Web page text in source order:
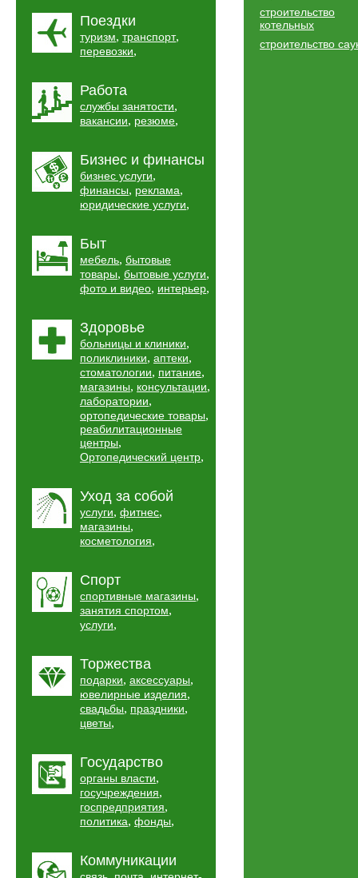
Поездки
туризм, транспорт,
перевозки,
Работа
службы занятости,
вакансии, резюме,
Бизнес и финансы
бизнес услуги,
финансы, реклама,
юридические услуги,
Быт
мебель, бытовые
товары, бытовые услуги,
фото и видео, интерьер,
Здоровье
больницы и клиники,
поликлиники, аптеки,
стоматологии, питание,
магазины, консультации,
лаборатории,
ортопедические товары,
реабилитационные
центры,
Ортопедический центр,
Уход за собой
услуги, фитнес,
магазины,
косметология,
Спорт
спортивные магазины,
занятия спортом,
услуги,
Торжества
подарки, аксессуары,
ювелирные изделия,
свадьбы, праздники,
цветы,
Государство
органы власти,
госучреждения,
госпредприятия,
политика, фонды,
Коммуникации
строительство
котельных
строительство